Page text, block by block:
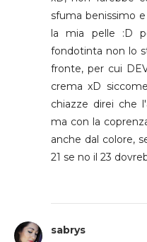
sfuma benissimo
la mia pelle :D
fondotinta non lo
fronte, per cui
crema xD
chiazze direi che
ma con la
anche dal colore,
21 se no il 23
sabrys